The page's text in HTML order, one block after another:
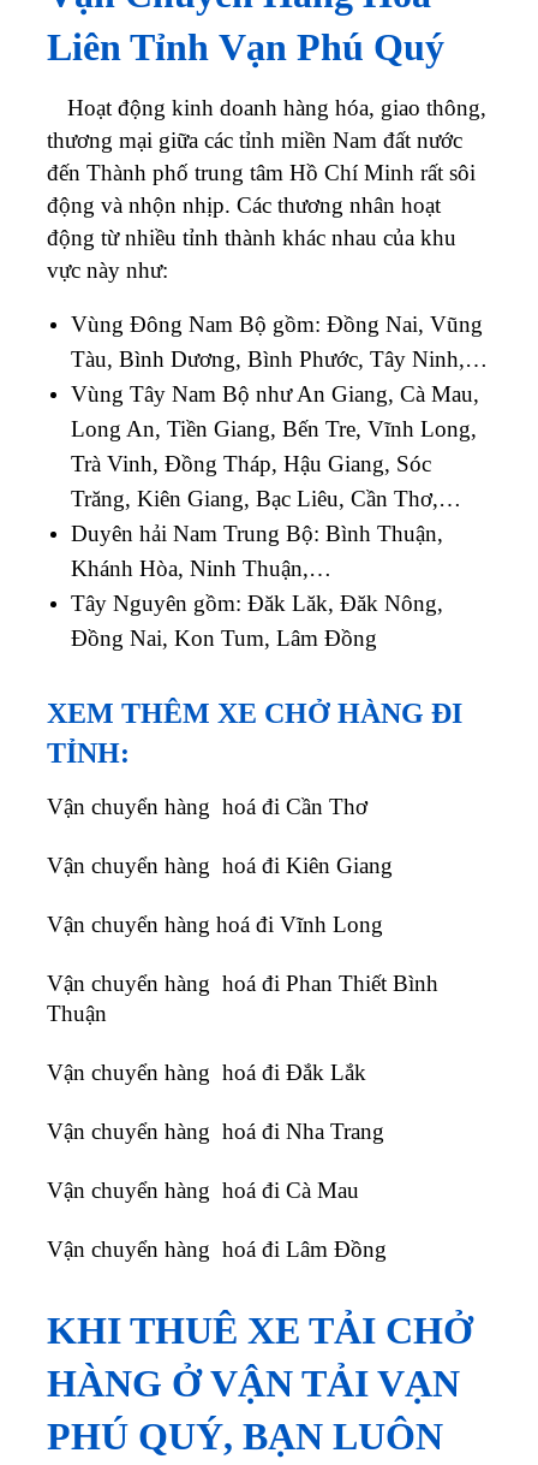
Liên Tỉnh Vạn Phú Quý
Hoạt động kinh doanh hàng hóa, giao thông,
thương mại giữa các tỉnh miền Nam đất nước
đến Thành phố trung tâm Hồ Chí Minh rất sôi
động và nhộn nhịp. Các thương nhân hoạt
động từ nhiều tỉnh thành khác nhau của khu
vực này như:
Vùng Đông Nam Bộ gồm: Đồng Nai, Vũng
Tàu, Bình Dương, Bình Phước, Tây Ninh,…
Vùng Tây Nam Bộ như An Giang, Cà Mau,
Long An, Tiền Giang, Bến Tre, Vĩnh Long,
Trà Vinh, Đồng Tháp, Hậu Giang, Sóc
Trăng, Kiên Giang, Bạc Liêu, Cần Thơ,…
Duyên hải Nam Trung Bộ: Bình Thuận,
Khánh Hòa, Ninh Thuận,…
Tây Nguyên gồm: Đăk Lăk, Đăk Nông,
Đồng Nai, Kon Tum, Lâm Đồng
XEM THÊM XE CHỞ HÀNG ĐI
TỈNH:
Vận chuyển hàng hoá đi Cần Thơ
Vận chuyển hàng hoá đi Kiên Giang
Vận chuyển hàng hoá đi Vĩnh Long
Vận chuyển hàng hoá đi Phan Thiết Bình
Thuận
Vận chuyển hàng hoá đi Đắk Lắk
Vận chuyển hàng hoá đi Nha Trang
Vận chuyển hàng hoá đi Cà Mau
Vận chuyển hàng hoá đi Lâm Đồng
KHI THUÊ XE TẢI CHỞ
HÀNG Ở VẬN TẢI VẠN
PHÚ QUÝ, BẠN LUÔN